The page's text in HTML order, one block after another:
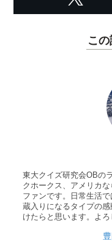
こ
東大クイズ研究会OBの
クホークス、アメリカ
ファンです。日常生活
蔵入りになるタイプの
けたらと思います。よろ